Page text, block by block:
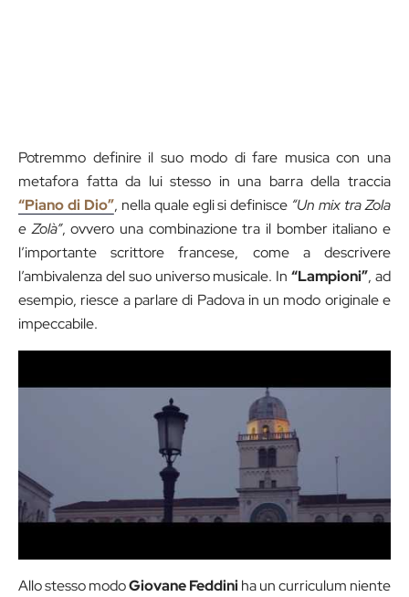
Potremmo definire il suo modo di fare musica con una
metafora fatta da lui stesso in una barra della traccia
“Piano di Dio”, nella quale egli si definisce “Un mix tra Zola
e Zolà”, ovvero una combinazione tra il bomber italiano e
l’importante scrittore francese, come a descrivere
l’ambivalenza del suo universo musicale. In“Lampioni”, ad
esempio, riesce a parlare di Padova in un modo originale e
impeccabile.
Allo stesso modoGiovane Feddiniha un curriculum niente